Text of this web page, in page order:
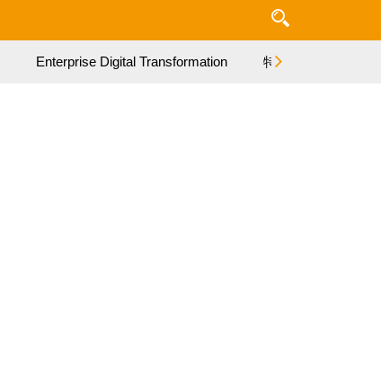
Enterprise Digital Transformation 特集